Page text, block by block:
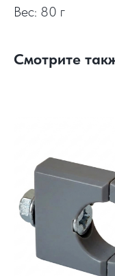
Вес: 80 г
Смотрите